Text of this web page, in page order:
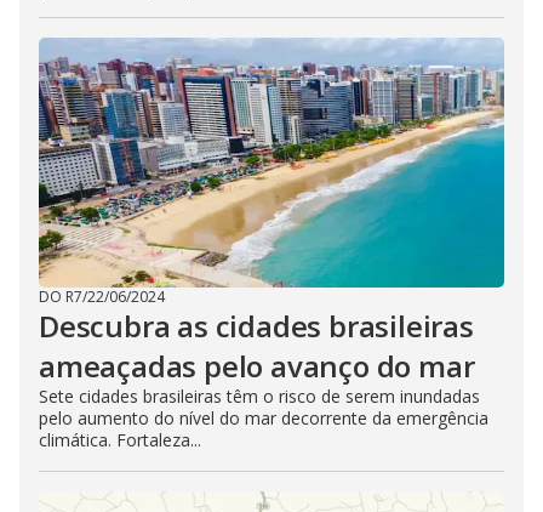
DO R7/22/06/2024
Descubra as cidades brasileiras
ameaçadas pelo avanço do mar
Sete cidades brasileiras têm o risco de serem inundadas
pelo aumento do nível do mar decorrente da emergência
climática. Fortaleza...